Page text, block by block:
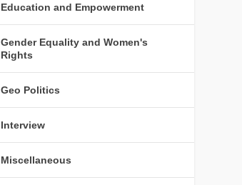
Education and Empowerment
Gender Equality and Women's
Rights
Geo Politics
Interview
Miscellaneous